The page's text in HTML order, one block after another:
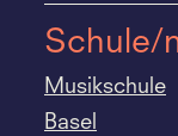
Schule/
Musikschule
Basel